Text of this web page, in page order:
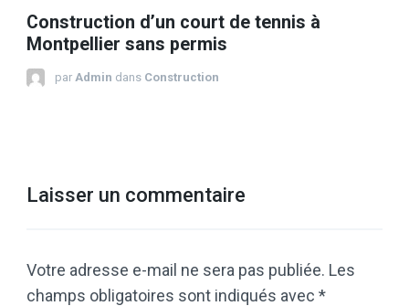
Construction d’un court de tennis à
Montpellier sans permis
par Admin dans Construction
Laisser un commentaire
Votre adresse e-mail ne sera pas publiée. Les
champs obligatoires sont indiqués avec *